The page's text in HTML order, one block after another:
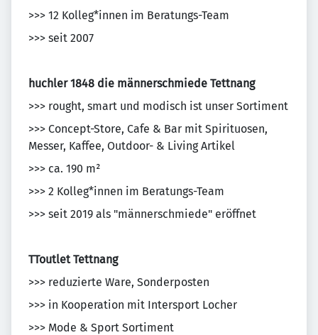
>>> 12 Kolleg*innen im Beratungs-Team
>>> seit 2007
huchler 1848 die männerschmiede Tettnang
>>> rought, smart und modisch ist unser Sortiment
>>> Concept-Store, Cafe & Bar mit Spirituosen,
Messer, Kaffee, Outdoor- & Living Artikel
>>> ca. 190 m²
>>> 2 Kolleg*innen im Beratungs-Team
>>> seit 2019 als "männerschmiede" eröffnet
TToutlet Tettnang
>>> reduzierte Ware, Sonderposten
>>> in Kooperation mit Intersport Locher
>>> Mode & Sport Sortiment